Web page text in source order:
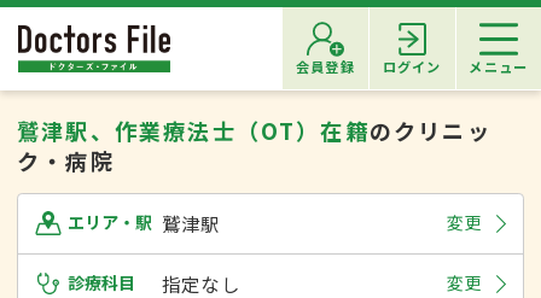
会員登録 ログイン メニュー
鷲津駅、作業療法士（OT）在籍のクリニッ
ク・病院
エリア・駅 鷲津駅 変更
診療科目 指定なし 変更